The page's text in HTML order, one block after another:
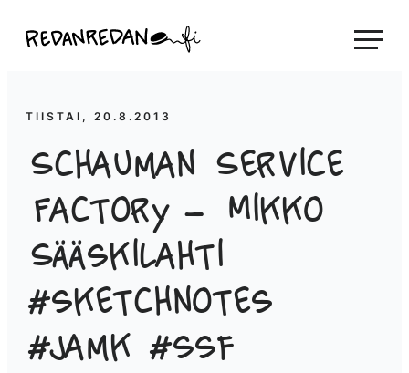
suoraan
Linda Saukko-Rauta, Redanredan Oy
piirrosvideoita
TIISTAI, 20.8.2013
Schauman Service
Factory – Mikko
Sääskilahti
#sketchnotes
#jamk #ssf